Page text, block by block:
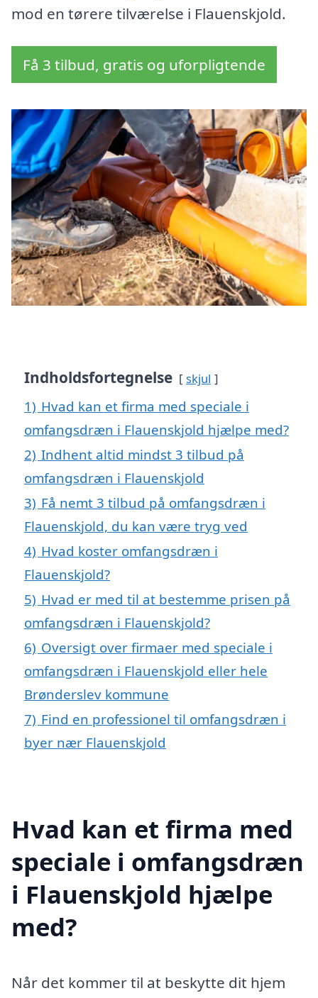
mod en tørere tilværelse i Flauenskjold.
Få 3 tilbud, gratis og uforpligtende
Indholdsfortegnelse skjul
1) Hvad kan et firma med speciale i
omfangsdræn i Flauenskjold hjælpe med?
2) Indhent altid mindst 3 tilbud på
omfangsdræn i Flauenskjold
3) Få nemt 3 tilbud på omfangsdræn i
Flauenskjold, du kan være tryg ved
4) Hvad koster omfangsdræn i
Flauenskjold?
5) Hvad er med til at bestemme prisen på
omfangsdræn i Flauenskjold?
6) Oversigt over firmaer med speciale i
omfangsdræn i Flauenskjold eller hele
Brønderslev kommune
7) Find en professionel til omfangsdræn i
byer nær Flauenskjold
Hvad kan et firma med
speciale i omfangsdræn
i Flauenskjold hjælpe
med?
Når det kommer til at beskytte dit hjem